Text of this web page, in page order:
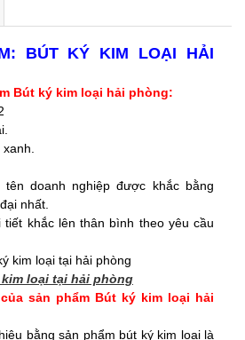
BÚT KÝ KIM LOẠI HẢI
Bút ký kim loại hải phòng:
doanh nghiệp được khắc bằng
nhất.
khắc lên thân bình theo yêu cầu
loại tại hải phòng
sản phẩm Bút ký kim loại hải
bằng sản phẩm bút ký kim loại là